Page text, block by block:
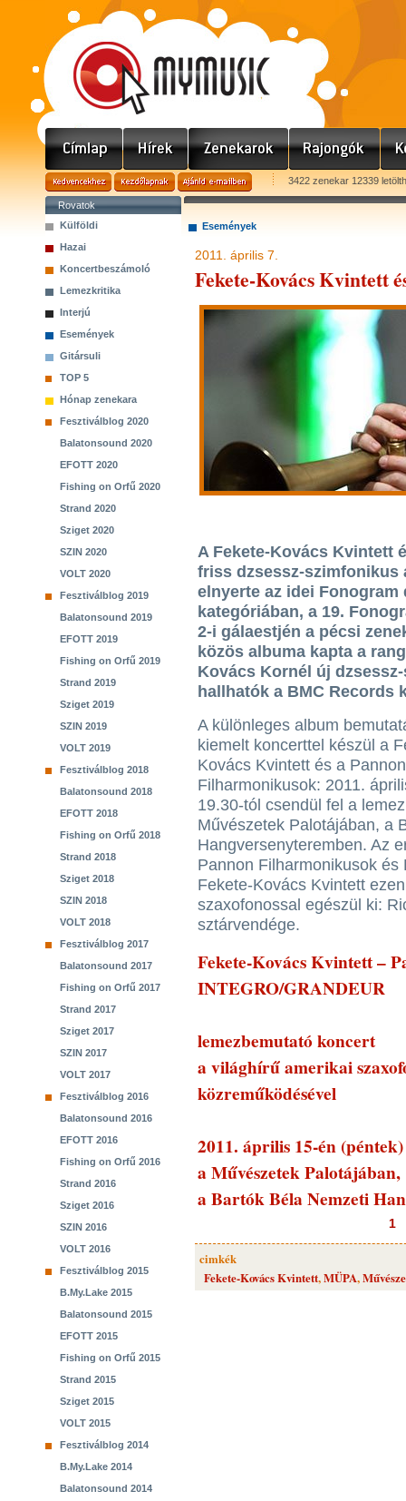
3422 zenekar 12339
Rovatok
Külföldi
Hazai
Koncertbeszámoló
Lemezkritika
Interjú
Események
Gitársuli
TOP 5
Hónap zenekara
Fesztiválblog 2020
Balatonsound 2020
EFOTT 2020
Fishing on Orfű 2020
Strand 2020
Sziget 2020
SZIN 2020
VOLT 2020
Fesztiválblog 2019
Balatonsound 2019
EFOTT 2019
Fishing on Orfű 2019
Strand 2019
Sziget 2019
SZIN 2019
VOLT 2019
Fesztiválblog 2018
Balatonsound 2018
EFOTT 2018
Fishing on Orfű 2018
Strand 2018
Sziget 2018
SZIN 2018
VOLT 2018
Fesztiválblog 2017
Balatonsound 2017
Fishing on Orfű 2017
Strand 2017
Sziget 2017
SZIN 2017
VOLT 2017
Fesztiválblog 2016
Balatonsound 2016
EFOTT 2016
Fishing on Orfű 2016
Strand 2016
Sziget 2016
SZIN 2016
VOLT 2016
Fesztiválblog 2015
B.My.Lake 2015
Balatonsound 2015
EFOTT 2015
Fishing on Orfű 2015
Strand 2015
Sziget 2015
VOLT 2015
Fesztiválblog 2014
B.My.Lake 2014
Balatonsound 2014
Események
2011. április 7.
Fekete-Kovács Kvintett
A Fekete-Kovács Kvintett
friss dzsessz-szimfonikus
elnyerte az idei Fonogram
kategóriában, a 19.
2-i gálaestjén a pécsi
közös albuma kapta a
Kovács Kornél új
hallhatók a BMC Records
A különleges album
kiemelt koncerttel készül a
Kovács Kvintett és a Pannon
Filharmonikusok: 2011.
19.30-tól csendül fel a
Művészetek Palotájában, a
Hangversenyteremben. Az
Pannon Filharmonikusok
Fekete-Kovács Kvintett
szaxofonossal egészül ki:
sztárvendége.
Fekete-Kovács Kvintett –
INTEGRO/GRANDEUR
lemezbemutató koncert
a világhírű amerikai
közreműködésével
2011. április 15-én
a Művészetek Palotájában,
a Bartók Béla Nemzeti
1
cimkék
Fekete-Kovács Kvintett,MÜPA,